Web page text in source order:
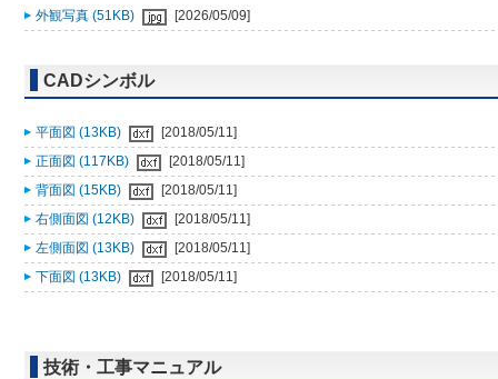
外観写真 (51KB) [2026/05/09]
CADシンボル
平面図 (13KB)
[2018/05/11]
正面図 (117KB)
[2018/05/11]
背面図 (15KB)
[2018/05/11]
右側面図 (12KB)
[2018/05/11]
左側面図 (13KB)
[2018/05/11]
下面図 (13KB)
[2018/05/11]
技術・工事マニュアル